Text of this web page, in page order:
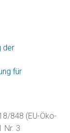
der
für
848 (EU-Öko-
Nr. 3